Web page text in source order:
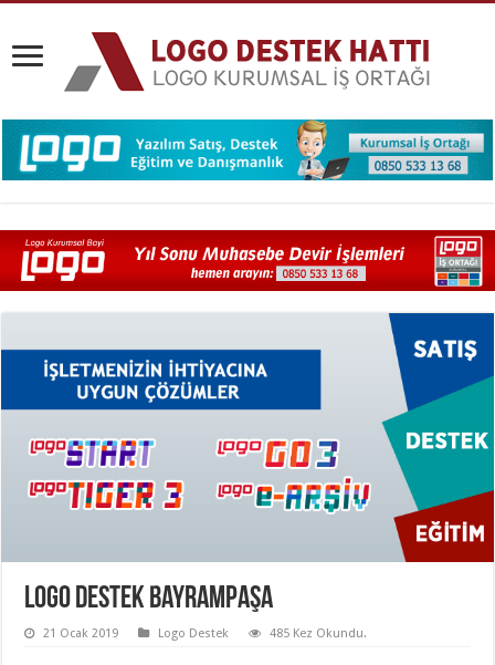
Logo Destek Bayrampaşa
21 Ocak 2019 Logo Destek 485 Kez Okundu.